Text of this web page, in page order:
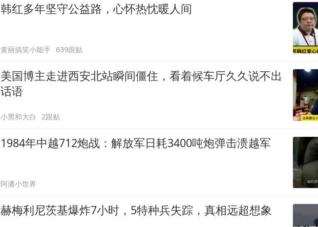
韩红多年坚守公益路，心怀热忱暖人间
黄丽搞笑小能手 639跟贴
美国博主走进西安北站瞬间僵住，看着候车厅久久说不出
话语
小黑和大白 2跟贴
1984年中越712炮战：解放军日耗3400吨炮弹击溃越军
阿潘小世界
赫梅利尼茨基爆炸7小时，5特种兵失踪，真相远超想象